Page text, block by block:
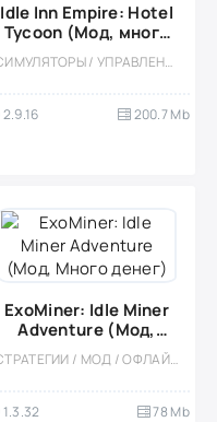
Idle Inn Empire: Hotel
Tycoon (Мод, много
денег)
СИМУЛЯТОРЫ / УПРАВЛЕНИЕ / ЭКОНОМИЧЕСКАЯ СТРАТЕГИЯ / ОДНОПОЛЬЗОВАТЕЛЬСКИЕ / СТИЛИЗАЦИЯ / ОФЛАЙН / МОД / ФЕРМЫ / ИЗОМЕТРИЯ
2.9.16 200.7 Mb
ExoMiner: Idle Miner
Adventure (Мод,
Много денег)
СТРАТЕГИИ / МОД / ОФЛАЙН / СИМУЛЯТОРЫ / КАЗУАЛЬНЫЕ / ОДНОПОЛЬЗОВАТЕЛЬСКИЕ / ЭКОНОМИЧЕСКАЯ СТРАТЕГИЯ / СТИЛИЗАЦИЯ / ИЗОМЕТРИЯ / КОСМОС / ИССЛЕДОВАНИЯ / МАЛЕНЬКАЯ / ВИД СБОКУ
1.3.32 78 Mb